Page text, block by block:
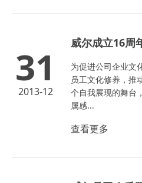
31
2013-12
威尔成立16周
为促进公司企业文
员工文化修养，推
个自我展现的舞台
属感...
查看更多